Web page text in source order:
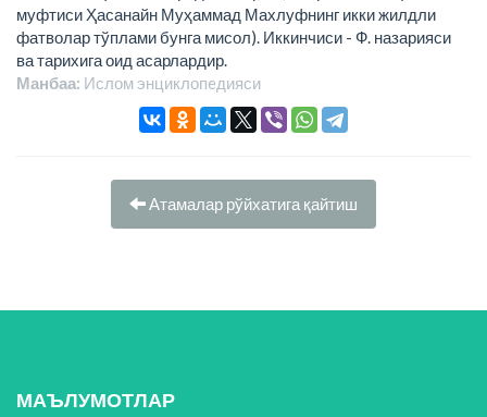
Манбаа: Ислом энциклопeдияси
Атамалар рўйхатига қайтиш
МАЪЛУМОТЛАР